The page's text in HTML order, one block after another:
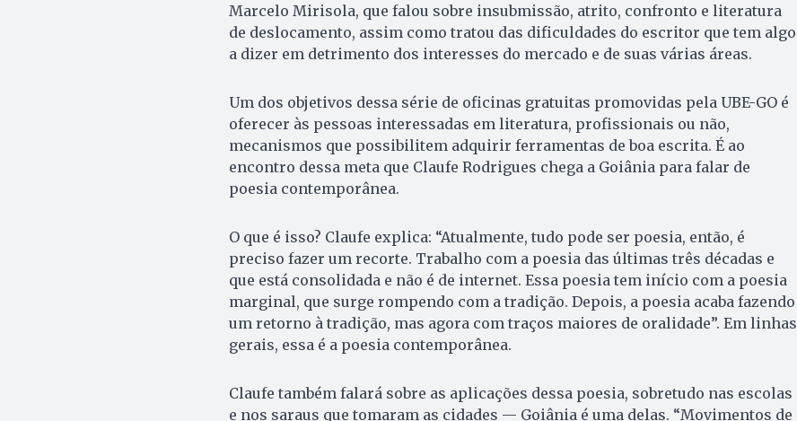
Marcelo Mirisola, que falou sobre insubmissão, atrito, confronto e literatura
de deslocamento, assim como tratou das dificuldades do escritor que tem algo
a dizer em detrimento dos interesses do mercado e de suas várias áreas.
Um dos objetivos dessa série de oficinas gratuitas promovidas pela UBE-GO é
oferecer às pessoas interessadas em literatura, profissionais ou não,
mecanismos que possibilitem adquirir ferramentas de boa escrita. É ao
encontro dessa meta que Claufe Rodrigues chega a Goiânia para falar de
poesia contemporânea.
O que é isso? Claufe explica: “Atualmente, tudo pode ser poesia, então, é
preciso fazer um recorte. Trabalho com a poesia das últimas três décadas e
que está consolidada e não é de internet. Essa poesia tem início com a poesia
marginal, que surge rompendo com a tradição. Depois, a poesia acaba fazendo
um retorno à tradição, mas agora com traços maiores de oralidade”. Em linhas
gerais, essa é a poesia contemporânea.
Claufe também falará sobre as aplicações dessa poesia, sobretudo nas escolas
e nos saraus que tomaram as cidades — Goiânia é uma delas. “Movimentos de